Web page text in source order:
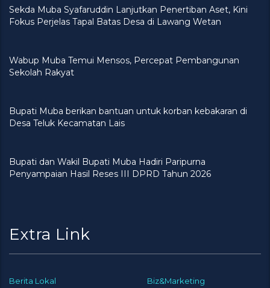
Sekda Muba Syafaruddin Lanjutkan Penertiban Aset, Kini
Fokus Perjelas Tapal Batas Desa di Lawang Wetan
Wabup Muba Temui Mensos, Percepat Pembangunan
Sekolah Rakyat
Bupati Muba berikan bantuan untuk korban kebakaran di
Desa Teluk Kecamatan Lais
Bupati dan Wakil Bupati Muba Hadiri Paripurna
Penyampaian Hasil Reses III DPRD Tahun 2026
Extra Link
Berita Lokal Biz&Marketing